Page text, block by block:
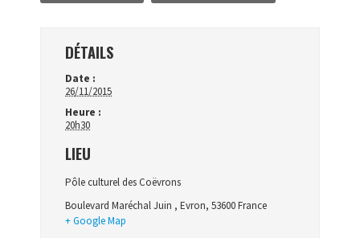
DÉTAILS
Date :
26/11/2015
Heure :
20h30
LIEU
Pôle culturel des Coëvrons
Boulevard Maréchal Juin , Evron, 53600France
+ Google Map